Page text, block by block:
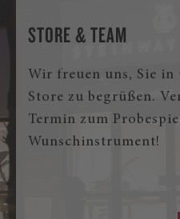
STORE & TEAM
Wir freuen uns, Sie in
Store zu begrüßen.
Termin zum
Wunschinstrument!